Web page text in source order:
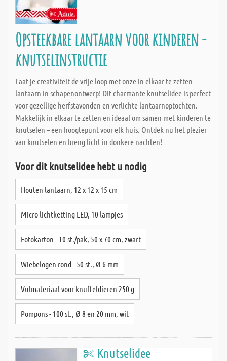
Opsteekbare lantaarn voor kinderen -
knutselinstructie
Laat je creativiteit de vrije loop met onze in elkaar te zetten
lantaarn in schapenontwerp! Dit charmante knutselidee is perfect
voor gezellige herfstavonden en verlichte lantaarnoptochten.
Makkelijk in elkaar te zetten en ideaal om samen met kinderen te
knutselen – een hoogtepunt voor elk huis. Ontdek nu het plezier
van knutselen en breng licht in donkere nachten!
Voor dit knutselidee hebt u nodig
Houten lantaarn, 12 x 12 x 15 cm
Micro lichtketting LED, 10 lampjes
Fotokarton - 10 st./pak, 50 x 70 cm, zwart
Wiebelogen rond - 50 st., Ø 6 mm
Vulmateriaal voor knuffeldieren 250 g
Pompons - 100 st., Ø 8 en 20 mm, wit
Knutselidee